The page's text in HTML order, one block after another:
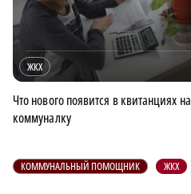
ЖКХ
Что нового появится в квитанциях на
коммуналку
КОММУНАЛЬНЫЙ ПОМОЩНИК ЖКХ